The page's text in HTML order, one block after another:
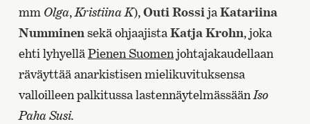
mm Olga,Kristiina K),Outi RossijaKatariina
Numminensekä ohjaajistaKatja Krohn, joka
ehti lyhyelläPienen Suomenjohtajakaudellaan
räväyttää anarkistisen mielikuvituksensa
valloilleen palkitussa lastennäytelmässäänIso
Paha Susi.